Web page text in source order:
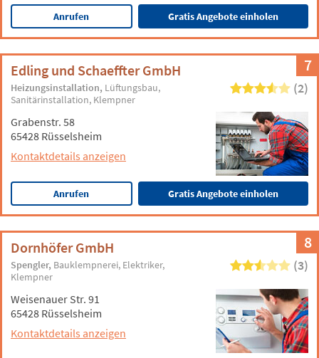
Anrufen Gratis Angebote einholen
7
Edling und Schaeffter GmbH
Heizungsinstallation Lüftungsbau
Sanitärinstallation Klempner
(2)
Grabenstr. 58
65428 Rüsselsheim
Kontaktdetails anzeigen
Anrufen Gratis Angebote einholen
8
Dornhöfer GmbH
Spengler Bauklempnerei Elektriker
Klempner
(3)
Weisenauer Str. 91
65428 Rüsselsheim
Kontaktdetails anzeigen